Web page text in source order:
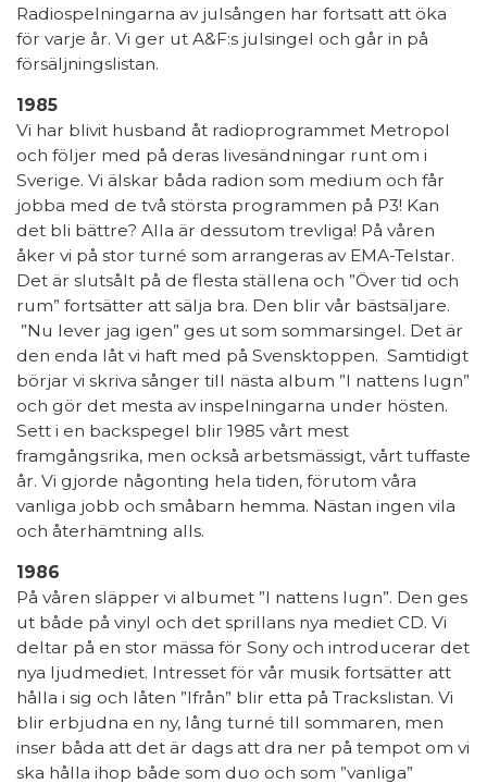
Radiospelningarna av julsången har fortsatt att öka
för varje år. Vi ger ut A&F:s julsingel och går in på
försäljningslistan.
1985
Vi har blivit husband åt radioprogrammet Metropol
och följer med på deras livesändningar runt om i
Sverige. Vi älskar båda radion som medium och får
jobba med de två största programmen på P3! Kan
det bli bättre? Alla är dessutom trevliga! På våren
åker vi på stor turné som arrangeras av EMA-Telstar.
Det är slutsålt på de flesta ställena och ”Över tid och
rum” fortsätter att sälja bra. Den blir vår bästsäljare.
”Nu lever jag igen” ges ut som sommarsingel. Det är
den enda låt vi haft med på Svensktoppen. Samtidigt
börjar vi skriva sånger till nästa album ”I nattens lugn”
och gör det mesta av inspelningarna under hösten.
Sett i en backspegel blir 1985 vårt mest
framgångsrika, men också arbetsmässigt, vårt tuffaste
år. Vi gjorde någonting hela tiden, förutom våra
vanliga jobb och småbarn hemma. Nästan ingen vila
och återhämtning alls.
1986
På våren släpper vi albumet ”I nattens lugn”. Den ges
ut både på vinyl och det sprillans nya mediet CD. Vi
deltar på en stor mässa för Sony och introducerar det
nya ljudmediet. Intresset för vår musik fortsätter att
hålla i sig och låten ”Ifrån” blir etta på Trackslistan. Vi
blir erbjudna en ny, lång turné till sommaren, men
inser båda att det är dags att dra ner på tempot om vi
ska hålla ihop både som duo och som ”vanliga”